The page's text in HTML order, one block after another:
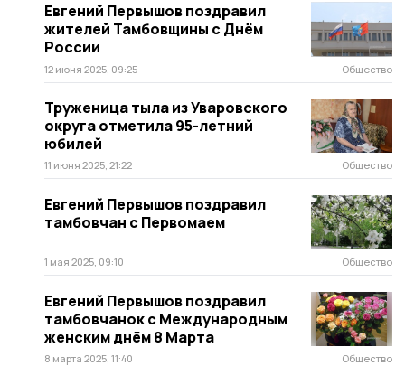
Евгений Первышов поздравил
жителей Тамбовщины с Днём
России
12 июня 2025, 09:25 Общество
Труженица тыла из Уваровского
округа отметила 95-летний
юбилей
11 июня 2025, 21:22 Общество
Евгений Первышов поздравил
тамбовчан с Первомаем
1 мая 2025, 09:10 Общество
Евгений Первышов поздравил
тамбовчанок с Международным
женским днём 8 Марта
8 марта 2025, 11:40 Общество